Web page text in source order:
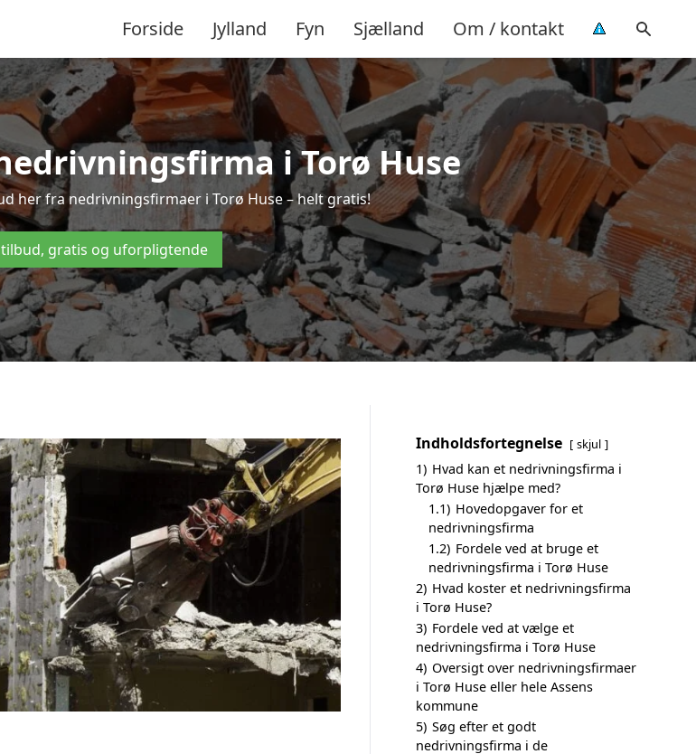
Forside Jylland Fyn Sjælland Om / kontakt
i Torø Huse
her fra nedrivningsfirmaer i Torø Huse – helt gratis!
tilbud, gratis og uforpligtende
Indholdsfortegnelse skjul
1) Hvad kan et nedrivningsfirma i
Torø Huse hjælpe med?
1.1) Hovedopgaver for et
nedrivningsfirma
1.2) Fordele ved at bruge et
nedrivningsfirma i Torø Huse
2) Hvad koster et nedrivningsfirma
i Torø Huse?
3) Fordele ved at vælge et
nedrivningsfirma i Torø Huse
4) Oversigt over nedrivningsfirmaer
i Torø Huse eller hele Assens
kommune
5) Søg efter et godt
nedrivningsfirma i de